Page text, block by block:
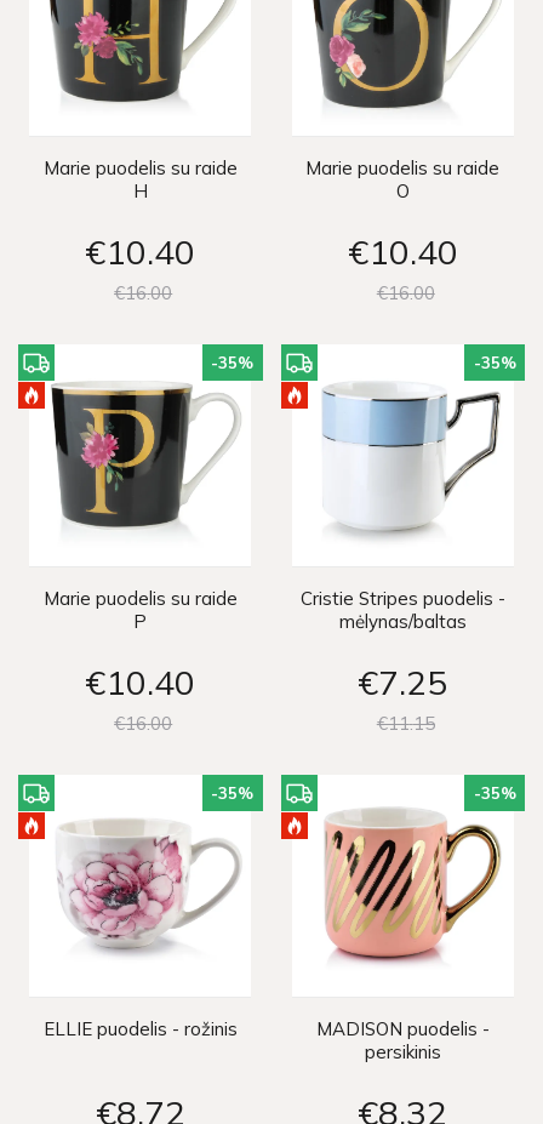
Marie puodelis su raide
H
€10 40
€1600
Marie puodelis su raide
O
€10 40
€1600
-35%
Marie puodelis su raide
P
€10 40
€1600
-35%
Cristie Stripes puodelis -
mėlynas/baltas
€7 25
€1115
-35%
ELLIE puodelis - rožinis
€8 72
-35%
MADISON puodelis -
persikinis
€8 32